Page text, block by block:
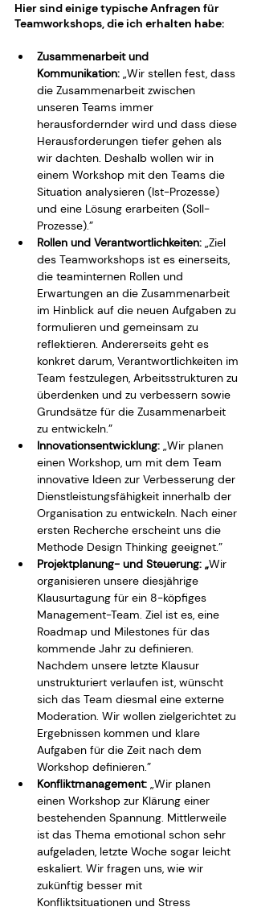
Hier sind einige typische Anfragen für
Teamworkshops, die ich erhalten habe:
Zusammenarbeit und
Kommunikation: „Wir stellen fest, dass
die Zusammenarbeit zwischen
unseren Teams immer
herausfordernder wird und dass diese
Herausforderungen tiefer gehen als
wir dachten. Deshalb wollen wir in
einem Workshop mit den Teams die
Situation analysieren (Ist-Prozesse)
und eine Lösung erarbeiten (Soll-
Prozesse).”
Rollen und Verantwortlichkeiten: „Ziel
des Teamworkshops ist es einerseits,
die teaminternen Rollen und
Erwartungen an die Zusammenarbeit
im Hinblick auf die neuen Aufgaben zu
formulieren und gemeinsam zu
reflektieren. Andererseits geht es
konkret darum, Verantwortlichkeiten im
Team festzulegen, Arbeitsstrukturen zu
überdenken und zu verbessern sowie
Grundsätze für die Zusammenarbeit
zu entwickeln.”
Innovationsentwicklung: „Wir planen
einen Workshop, um mit dem Team
innovative Ideen zur Verbesserung der
Dienstleistungsfähigkeit innerhalb der
Organisation zu entwickeln. Nach einer
ersten Recherche erscheint uns die
Methode Design Thinking geeignet.”
Projektplanung- und Steuerung: „Wir
organisieren unsere diesjährige
Klausurtagung für ein 8-köpfiges
Management-Team. Ziel ist es, eine
Roadmap und Milestones für das
kommende Jahr zu definieren.
Nachdem unsere letzte Klausur
unstrukturiert verlaufen ist, wünscht
sich das Team diesmal eine externe
Moderation. Wir wollen zielgerichtet zu
Ergebnissen kommen und klare
Aufgaben für die Zeit nach dem
Workshop definieren.”
Konfliktmanagement: „Wir planen
einen Workshop zur Klärung einer
bestehenden Spannung. Mittlerweile
ist das Thema emotional schon sehr
aufgeladen, letzte Woche sogar leicht
eskaliert. Wir fragen uns, wie wir
zukünftig besser mit
Konfliktsituationen und Stress